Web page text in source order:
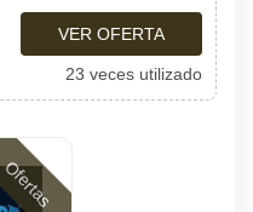
VER OFERTA
23 veces utilizado
Ofertas